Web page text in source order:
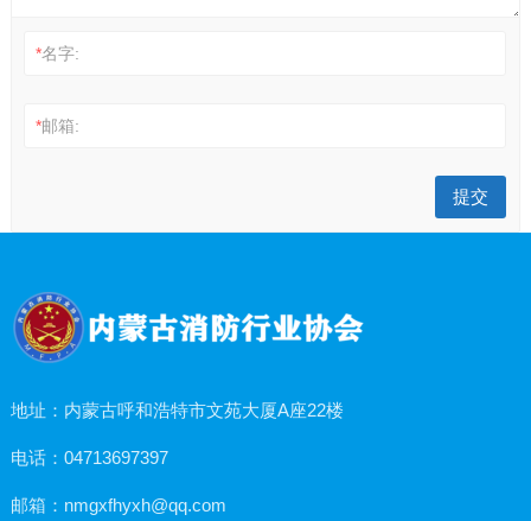
*名字:
*邮箱:
地址：内蒙古呼和浩特市文苑大厦A座22楼
电话：04713697397
邮箱：nmgxfhyxh@qq.com